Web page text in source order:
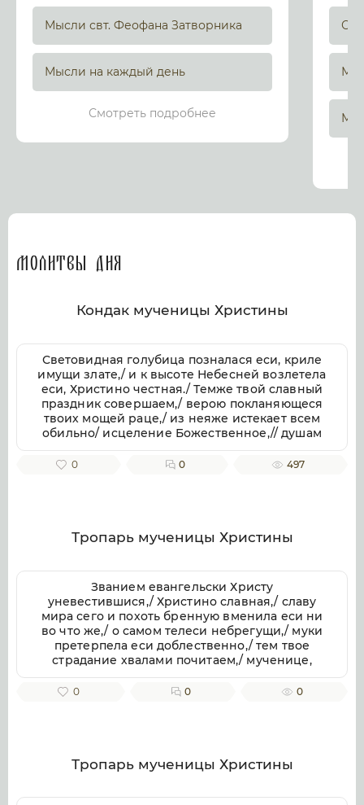
Мысли свт. Феофана Затворника
Мысли на каждый день
Смотреть подробнее
Молитвы дня
Кондак мученицы Христины
Световидная голубица позналася еси, криле
имущи злате,/ и к высоте Небесней возлетела
еси, Христино честная./ Темже твой славный
праздник совершаем,/ верою покланяющеся
твоих мощей раце,/ из неяже истекает всем
обильно/ исцеление Божественное,// душам
же и телом.
0 0 497
Тропарь мученицы Христины
Званием евангельски Христу
уневестившися,/ Христино славная,/ славу
мира сего и похоть бренную вменила еси ни
во что же,/ о самом телеси небрегущи,/ муки
претерпела еси доблественно,/ тем твое
страдание хвалами почитаем,/ мученице,
Христу тезоименитая.
0 0 0
Тропарь мученицы Христины